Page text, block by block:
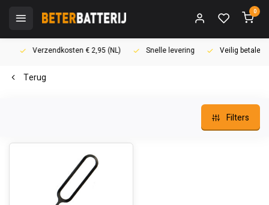
0
Verzendkosten € 2,95 (NL) Snelle levering Veilig betalen
Terug
Filters